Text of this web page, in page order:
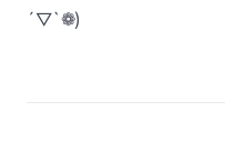
´▽`❁)